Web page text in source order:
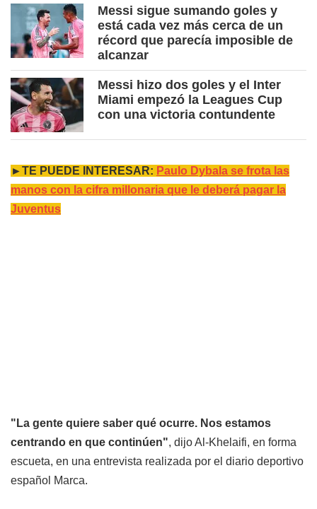
Messi sigue sumando goles y
está cada vez más cerca de un
récord que parecía imposible de
alcanzar
Messi hizo dos goles y el Inter
Miami empezó la Leagues Cup
con una victoria contundente
►TE PUEDE INTERESAR: Paulo Dybala se frota las
manos con la cifra millonaria que le deberá pagar la
Juventus
"La gente quiere saber qué ocurre. Nos estamos
centrando en que continúen", dijo Al-Khelaifi, en forma
escueta, en una entrevista realizada por el diario deportivo
español Marca.